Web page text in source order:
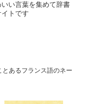
い言葉を集めて辞書
トです
とあるフランス語のネー